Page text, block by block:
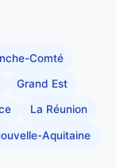
Comté
Grand Est
La Réunion
Aquitaine